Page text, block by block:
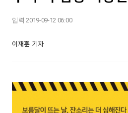
입력 2019-09-12 06:00
이재훈 기자